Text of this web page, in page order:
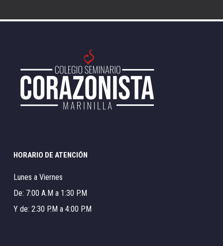
HORARIO DE ATENCIÓN
Lunes a Viernes
De: 7:00 A.M a 1:30 P.M
Y de: 2:30 P.M a 4:00 P.M